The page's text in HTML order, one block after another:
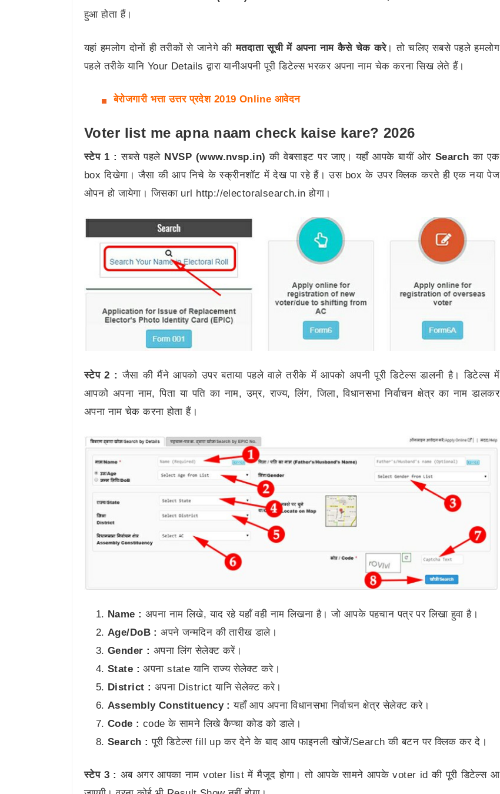
हुआ होता हैं।
यहां हमलोग दोनों ही तरीकों से जानेगे कीमतदाता सूची में अपना नाम कैसे चेक करे। तो चलिए सबसे पहले हमलोग
पहले तरीके यानि Your Details द्वारा यानीअपनी पूरी डिटेल्स भरकर अपना नाम चेक करना सिख लेते हैं।
बेरोजगारी भत्ता उत्तर प्रदेश 2019 Online आवेदन
Voter list me apna naam check kaise kare? 2026
स्टेप 1 : सबसे पहले NVSP (www.nvsp.in) की वेबसाइट पर जाए। यहाँ आपके बायीं ओर Search का एक
box दिखेगा। जैसा की आप निचे के स्क्रीनशॉट में देख पा रहे हैं। उस box के उपर क्लिक करते ही एक नया पेज
ओपन हो जायेगा। जिसका url http://electoralsearch.in होगा।
स्टेप 2 : जैसा की मैंने आपको उपर बताया पहले वाले तरीके में आपको अपनी पूरी डिटेल्स डालनी है। डिटेल्स में
आपको अपना नाम, पिता या पति का नाम, उम्र, राज्य, लिंग, जिला, विधानसभा निर्वाचन क्षेत्र का नाम डालकर
अपना नाम चेक करना होता हैं।
Name : अपना नाम लिखे, याद रहे यहाँ वही नाम लिखना है। जो आपके पहचान पत्र पर लिखा हुवा है।
Age/DoB : अपने जन्मदिन की तारीख डाले।
Gender : अपना लिंग सेलेक्ट करें।
State : अपना state यानि राज्य सेलेक्ट करे।
District : अपना District यानि सेलेक्ट करे।
Assembly Constituency : यहाँ आप अपना विधानसभा निर्वाचन क्षेत्र सेलेक्ट करे।
Code : code के सामने लिखे कैप्चा कोड को डाले।
Search : पूरी डिटेल्स fill up कर देने के बाद आप फाइनली खोजें/Search की बटन पर क्लिक कर दे।
स्टेप 3 : अब अगर आपका नाम voter list में मैजूद होगा। तो आपके सामने आपके voter id की पूरी डिटेल्स आ